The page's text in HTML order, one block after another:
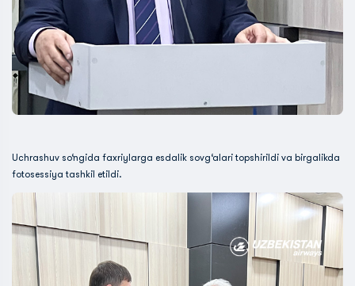
Uchrashuv so‘ngida faxriylarga esdalik sovg‘alari topshirildi va birgalikda
fotosessiya tashkil etildi.